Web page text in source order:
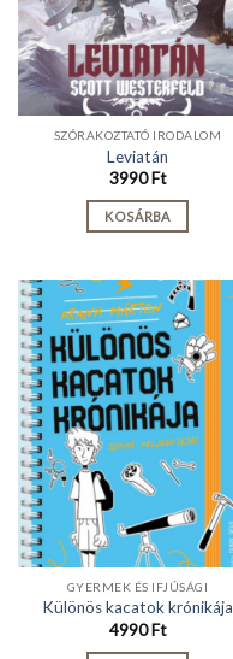
SZÓRAKOZTATÓ IRODALOM
Leviatán
3990Ft
KOSÁRBA
GYERMEK ÉS IFJÚSÁGI
Különös kacatok krónikája
4990Ft